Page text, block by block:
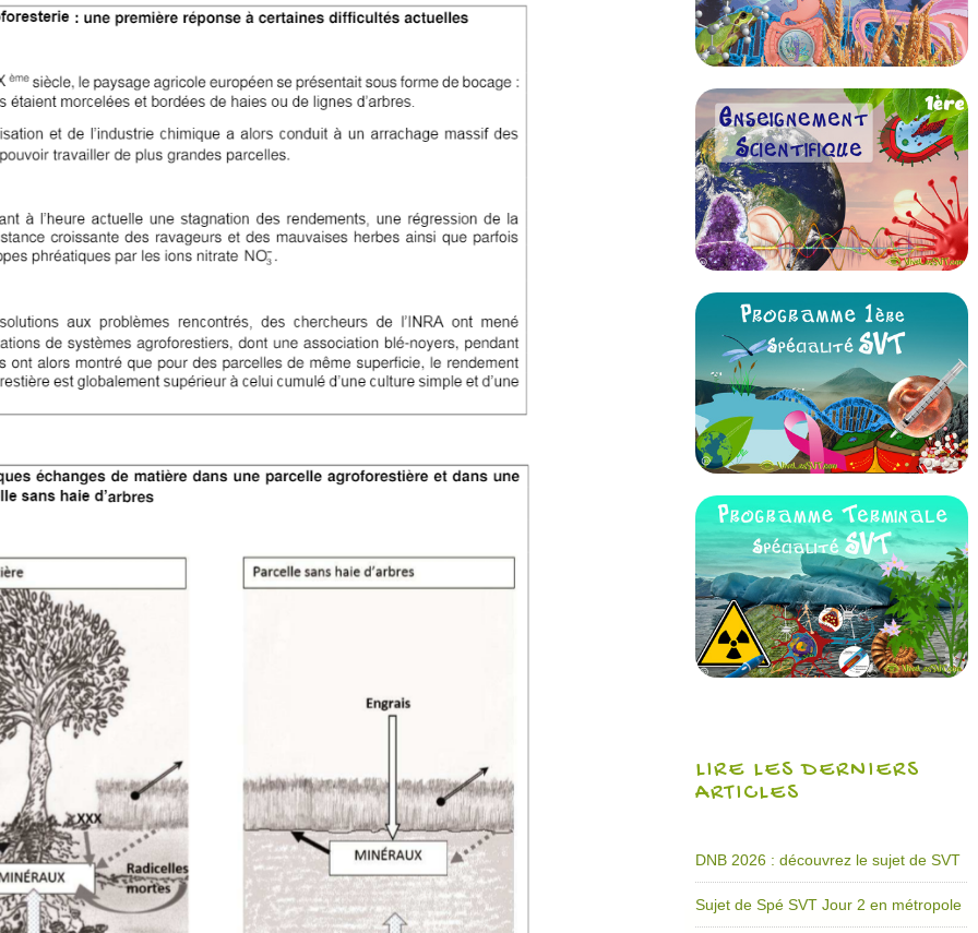
LIRE LES DERNIERS
ARTICLES
DNB 2026 : découvrez le sujet de SVT
Sujet de Spé SVT Jour 2 en métropole